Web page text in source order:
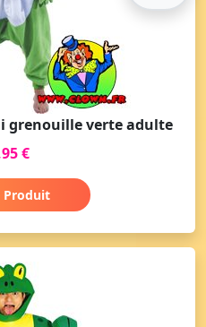
grenouille verte adulte
€
Produit